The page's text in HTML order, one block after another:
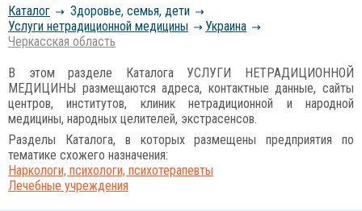
Каталог
Здоровье, семья, дети
Услуги нетрадиционной медицины
Украина
Черкасская область
В этом разделе Каталога УСЛУГИ НЕТРАДИЦИОННОЙ
МЕДИЦИНЫ размещаются адреса, контактные данные, сайты
центров, институтов, клиник нетрадиционной и народной
медицины, народных целителей, экстрасенсов.
Разделы Каталога, в которых размещены предприятия по
тематике схожего назначения:
Наркологи, психологи, психотерапевты
Лечебные учреждения